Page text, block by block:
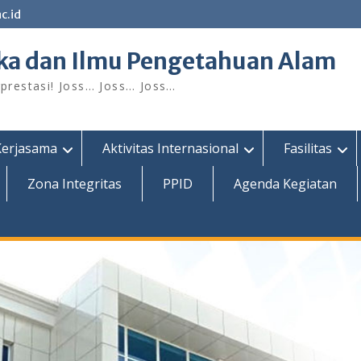
dan Ilmu Pengetahuan Alam
Joss… Joss… Joss…
Aktivitas Internasional
Fasilitas
Zona Integritas
PPID Agenda Kegiatan